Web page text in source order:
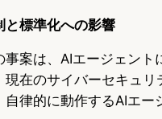
と標準化への影響
事案は、AIエージェン
現在のサイバーセキュ
自律的に動作するAIエー